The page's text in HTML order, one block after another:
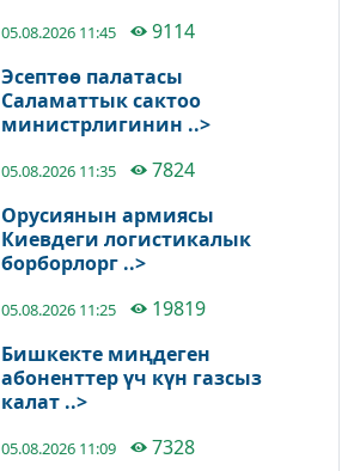
05.08.2026 11:45
9114
Эсептөө палатасы
Саламаттык сактоо
министрлигинин ..>
05.08.2026 11:35
7824
Орусиянын армиясы
Киевдеги логистикалык
борборлорг ..>
05.08.2026 11:25
19819
Бишкекте миңдеген
абоненттер үч күн газсыз
калат ..>
05.08.2026 11:09
7328